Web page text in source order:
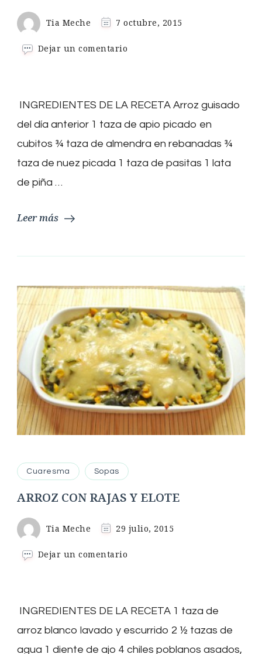
Tia Meche 7 octubre, 2015
Dejar un comentario
INGREDIENTES DE LA RECETA Arroz guisado
del día anterior 1 taza de apio picado en
cubitos ¾ taza de almendra en rebanadas ¾
taza de nuez picada 1 taza de pasitas 1 lata
de piña …
Leer más
Cuaresma Sopas
ARROZ CON RAJAS Y ELOTE
Tia Meche 29 julio, 2015
Dejar un comentario
ELOTE
INGREDIENTES DE LA RECETA 1 taza de
arroz blanco lavado y escurrido 2 ½ tazas de
agua 1 diente de ajo 4 chiles poblanos asados,